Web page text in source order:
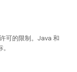
可的限制。Java 和